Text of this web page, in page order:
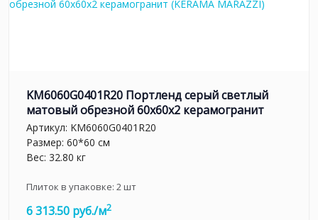
KM6060G0401R20 Портленд серый светлый
матовый обрезной 60x60x2 керамогранит
Артикул: KM6060G0401R20
Размер: 60*60 см
Вес: 32.80 кг
Плиток в упаковке: 2шт
6 313.50 руб./м2